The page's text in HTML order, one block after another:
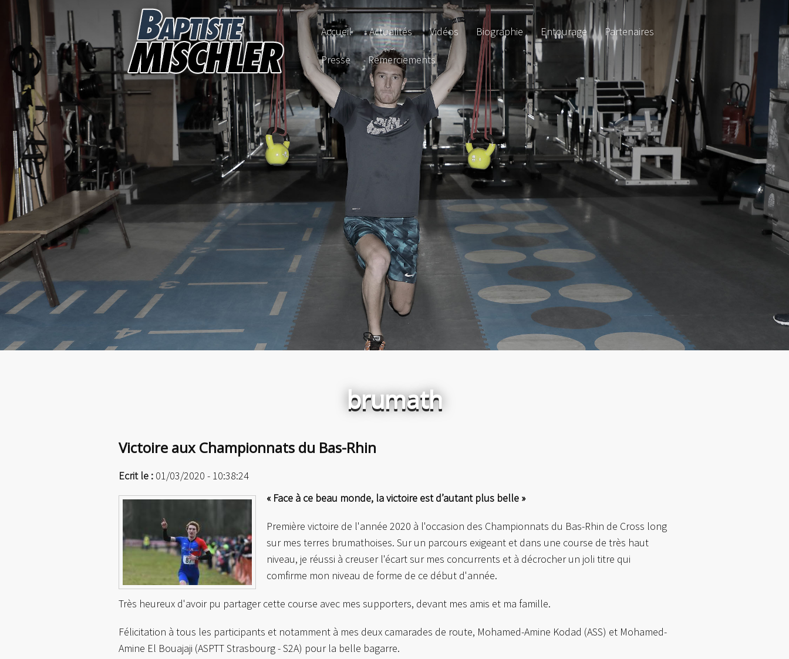
Accueil Actualités Vidéos Biographie Entourage Partenaires
Presse Remerciements
brumath
Victoire aux Championnats du Bas-Rhin
Ecrit le : 01/03/2020 - 10:38:24
« Face à ce beau monde, la victoire est d’autant plus belle »
Première victoire de l'année 2020 à l'occasion des Championnats du Bas-Rhin de Cross long
sur mes terres brumathoises. Sur un parcours exigeant et dans une course de très haut
niveau, je réussi à creuser l'écart sur mes concurrents et à décrocher un joli titre qui
comfirme mon niveau de forme de ce début d'année.
Très heureux d'avoir pu partager cette course avec mes supporters, devant mes amis et ma famille.
Félicitation à tous les participants et notamment à mes deux camarades de route, Mohamed-Amine Kodad (ASS) et Mohamed-
Amine El Bouajaji (ASPTT Strasbourg - S2A) pour la belle bagarre.